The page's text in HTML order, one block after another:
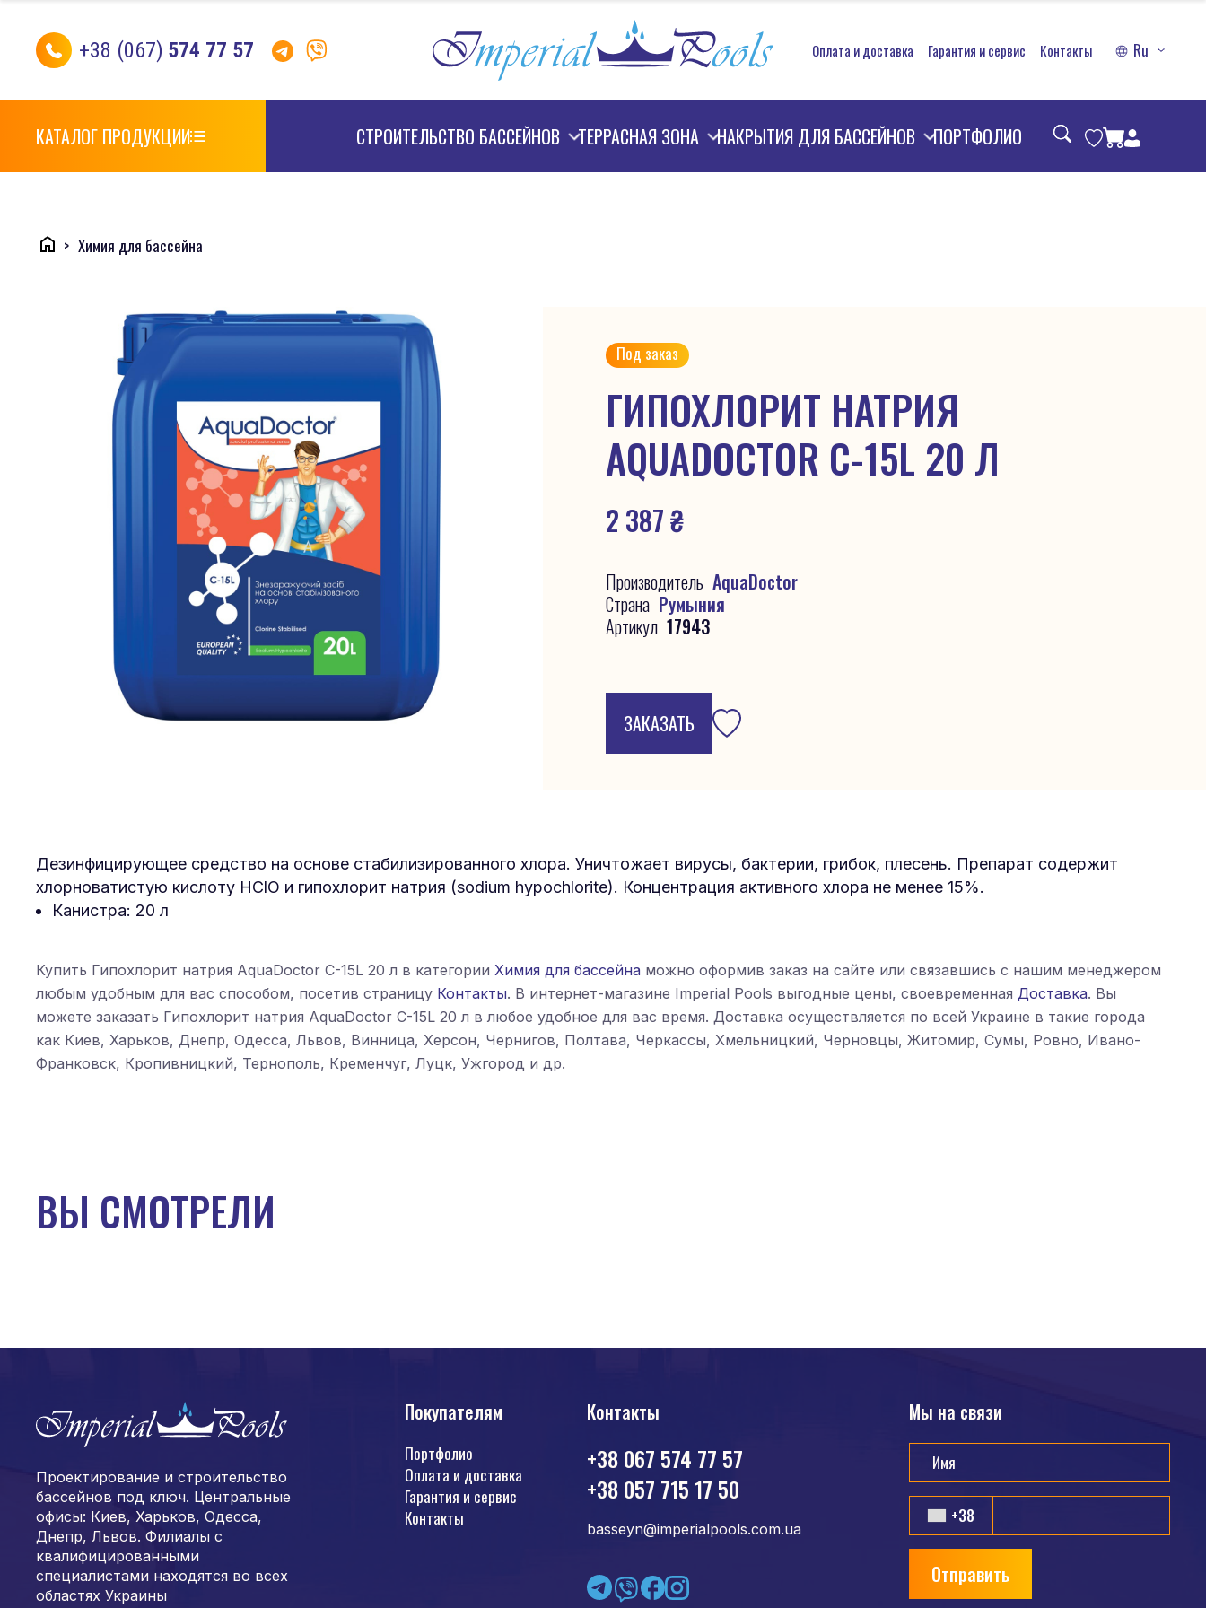
+38 (067) 574 77 57 Оплата и доставка Гарантия и сервис Контакты Ru
КАТАЛОГ ПРОДУКЦИИ СТРОИТЕЛЬСТВО БАССЕЙНОВ ТЕРРАСНАЯ ЗОНА НАКРЫТИЯ ДЛЯ БАССЕЙНОВ ПОРТФОЛИО
Химия для бассейна
Под заказ
ГИПОХЛОРИТ НАТРИЯ
AQUADOCTOR C-15L 20 Л
2 387₴
Производитель AquaDoctor
Страна Румыния
Артикул 17943
ЗАКАЗАТЬ
Дезинфицирующее средство на основе стабилизированного хлора. Уничтожает вирусы, бактерии, грибок, плесень. Препарат содержит
хлорноватистую кислоту HClO и гипохлорит натрия (sodium hypochlorite). Концентрация активного хлора не менее 15%.
Канистра: 20 л
Купить Гипохлорит натрия AquaDoctor C-15L 20 л в категории Химия для бассейна можно оформив заказ на сайте или связавшись с нашим менеджером
любым удобным для вас способом, посетив страницу Контакты. В интернет-магазине Imperial Pools выгодные цены, своевременная Доставка. Вы
можете заказать Гипохлорит натрия AquaDoctor C-15L 20 л в любое удобное для вас время. Доставка осуществляется по всей Украине в такие города
как Киев, Харьков, Днепр, Одесса, Львов, Винница, Херсон, Чернигов, Полтава, Черкассы, Хмельницкий, Черновцы, Житомир, Сумы, Ровно, Ивано-
Франковск, Кропивницкий, Тернополь, Кременчуг, Луцк, Ужгород и др.
ВЫ СМОТРЕЛИ
Проектирование и строительство
бассейнов под ключ. Центральные
офисы: Киев, Харьков, Одесса,
Днепр, Львов. Филиалы с
квалифицированными
специалистами находятся во всех
областях Украины
Покупателям
Портфолио
Оплата и доставка
Гарантия и сервис
Контакты
Контакты
+38 067 574 77 57
+38 057 715 17 50
basseyn@imperialpools.com.ua
Мы на связи
+38
Отправить